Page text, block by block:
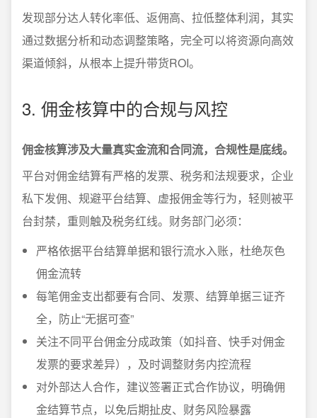
发现部分达人转化率低、返佣高、拉低整体利润，其实
通过数据分析和动态调整策略，完全可以将资源向高效
渠道倾斜，从根本上提升带货ROI。
3. 佣金核算中的合规与风控
佣金核算涉及大量真实金流和合同流，合规性是底线。
平台对佣金结算有严格的发票、税务和法规要求，企业
私下发佣、规避平台结算、虚报佣金等行为，轻则被平
台封禁，重则触及税务红线。财务部门必须：
严格依据平台结算单据和银行流水入账，杜绝灰色
佣金流转
每笔佣金支出都要有合同、发票、结算单据三证齐
全，防止“无据可查”
关注不同平台佣金分成政策（如抖音、快手对佣金
发票的要求差异），及时调整财务内控流程
对外部达人合作，建议签署正式合作协议，明确佣
金结算节点，以免后期扯皮、财务风险暴露